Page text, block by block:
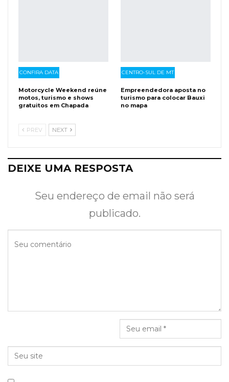
CONFIRA DATA
Motorcycle Weekend reúne
motos, turismo e shows
gratuitos em Chapada
CENTRO-SUL DE MT
Empreendedora aposta no
turismo para colocar Bauxi
no mapa
PREV NEXT
DEIXE UMA RESPOSTA
Seu endereço de email não será
publicado.